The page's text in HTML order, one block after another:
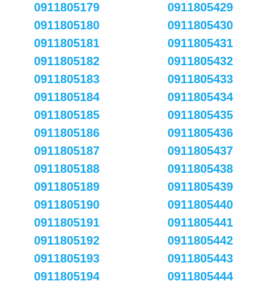
0911805179
0911805180
0911805181
0911805182
0911805183
0911805184
0911805185
0911805186
0911805187
0911805188
0911805189
0911805190
0911805191
0911805192
0911805193
0911805194
0911805429
0911805430
0911805431
0911805432
0911805433
0911805434
0911805435
0911805436
0911805437
0911805438
0911805439
0911805440
0911805441
0911805442
0911805443
0911805444